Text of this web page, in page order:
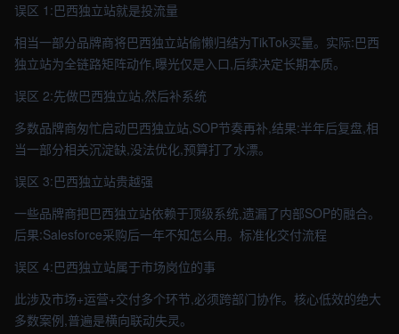
误区 1:巴西独立站就是投流量
相当一部分品牌商将巴西独立站偷懒归结为TikTok买量。实际:巴西
独立站为全链路矩阵动作,曝光仅是入口,后续决定长期本质。
误区 2:先做巴西独立站,然后补系统
多数品牌商匆忙启动巴西独立站,SOP节奏再补,结果:半年后复盘,相
当一部分相关沉淀缺,没法优化,预算打了水漂。
误区 3:巴西独立站贵越强
一些品牌商把巴西独立站依赖于顶级系统,遗漏了内部SOP的融合。
后果:Salesforce采购后一年不知怎么用。标准化交付流程
误区 4:巴西独立站属于市场岗位的事
此涉及市场+运营+交付多个环节,必须跨部门协作。核心低效的绝大
多数案例,普遍是横向联动失灵。